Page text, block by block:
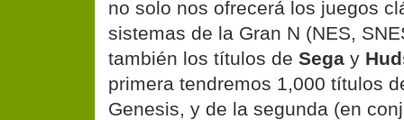
no solo nos ofrecerá los juegos
sistemas de la Gran N (NES,
también los títulos de Sega y
primera tendremos 1,000 títulos
Genesis, y de la segunda (en